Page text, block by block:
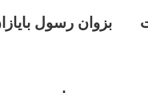
بزوان رسول